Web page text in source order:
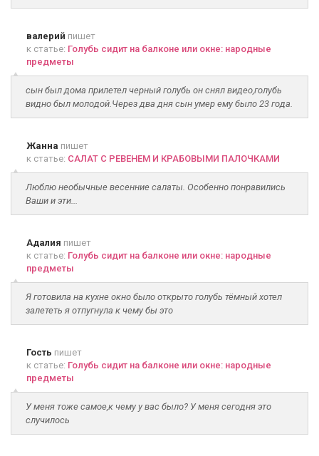
валерий пишет
к статье: Голубь сидит на балконе или окне: народные
предметы
сын был дома прилетел черный голубь он снял видео,голубь
видно был молодой.Через два дня сын умер ему было 23 года.
Жанна пишет
к статье: САЛАТ С РЕВЕНЕМ И КРАБОВЫМИ ПАЛОЧКАМИ
Люблю необычные весенние салаты. Особенно понравились
Ваши и эти...
Адалия пишет
к статье: Голубь сидит на балконе или окне: народные
предметы
Я готовила на кухне окно было открыто голубь тёмный хотел
залететь я отпугнула к чему бы это
Гость пишет
к статье: Голубь сидит на балконе или окне: народные
предметы
У меня тоже самое,к чему у вас было? У меня сегодня это
случилось